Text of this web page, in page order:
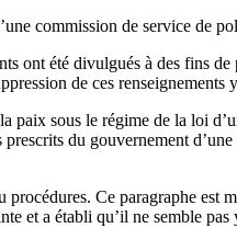
commission de service de
ont été divulgués à des fins
de ces renseignements
paix sous le régime de la loi
du gouvernement
Ce paragraphe est
et a établi qu’il ne semble